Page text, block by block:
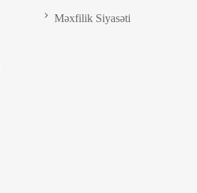
Məxfilik Siyasəti